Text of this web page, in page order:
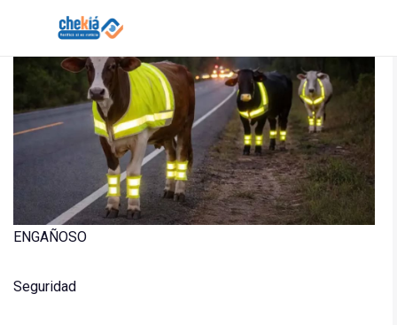
Solicitar verificación de hechos de Chekiá
ENGAÑOSO
Seguridad